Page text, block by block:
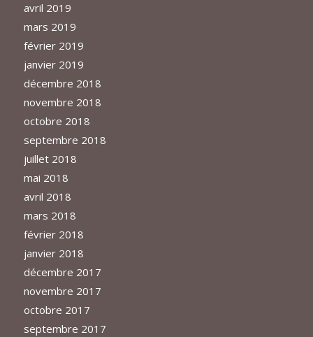
avril 2019
mars 2019
février 2019
janvier 2019
décembre 2018
novembre 2018
octobre 2018
septembre 2018
juillet 2018
mai 2018
avril 2018
mars 2018
février 2018
janvier 2018
décembre 2017
novembre 2017
octobre 2017
septembre 2017